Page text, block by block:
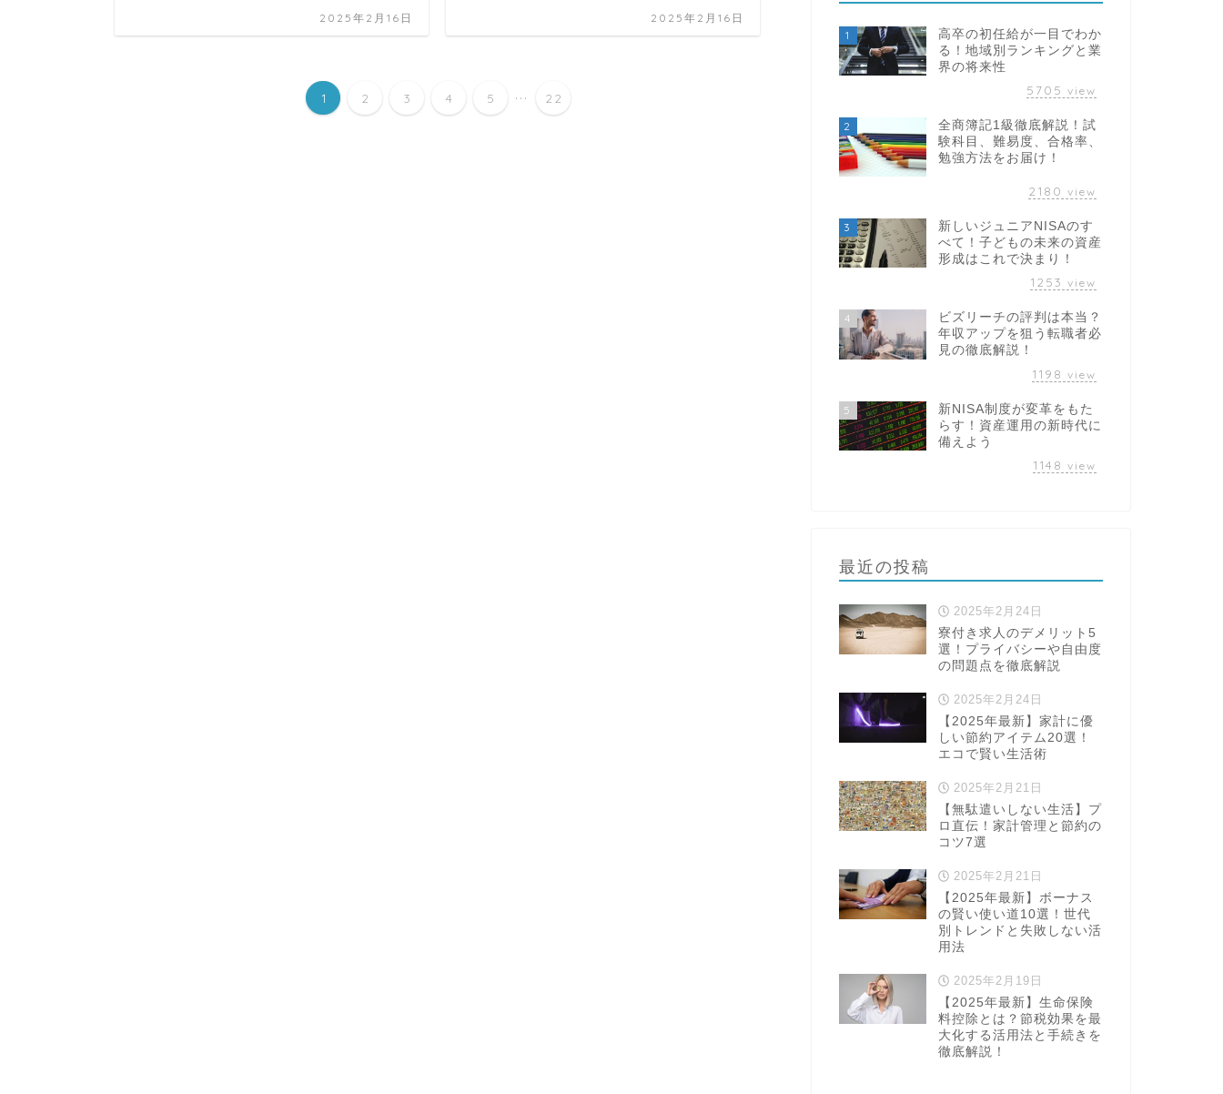
2025年2月16日 2025年2月16日
1 2 3 4 5 ... 22
1
高卒の初任給が一目でわか
る！地域別ランキングと業
界の将来性
5705 view
2
全商簿記1級徹底解説！試
験科目、難易度、合格率、
勉強方法をお届け！
2180 view
3
新しいジュニアNISAのす
べて！子どもの未来の資産
形成はこれで決まり！
1253 view
4
ビズリーチの評判は本当？
年収アップを狙う転職者必
見の徹底解説！
1198 view
5
新NISA制度が変革をもた
らす！資産運用の新時代に
備えよう
1148 view
最近の投稿
2025年2月24日
寮付き求人のデメリット5
選！プライバシーや自由度
の問題点を徹底解説
2025年2月24日
【2025年最新】家計に優
しい節約アイテム20選！
エコで賢い生活術
2025年2月21日
【無駄遣いしない生活】プ
ロ直伝！家計管理と節約の
コツ7選
2025年2月21日
【2025年最新】ボーナス
の賢い使い道10選！世代
別トレンドと失敗しない活
用法
2025年2月19日
【2025年最新】生命保険
料控除とは？節税効果を最
大化する活用法と手続きを
徹底解説！